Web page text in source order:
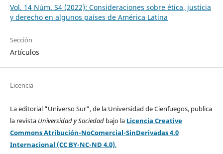
Vol. 14 Núm. S4 (2022): Consideraciones sobre ética, justicia
y derecho en algunos países de América Latina
Sección
Artículos
Licencia
La editorial "Universo Sur", de la Universidad de Cienfuegos, publica
la revista Universidad y Sociedad bajo la Licencia Creative
Commons Atribución-NoComercial-SinDerivadas 4.0
Internacional (CC BY-NC-ND 4.0).